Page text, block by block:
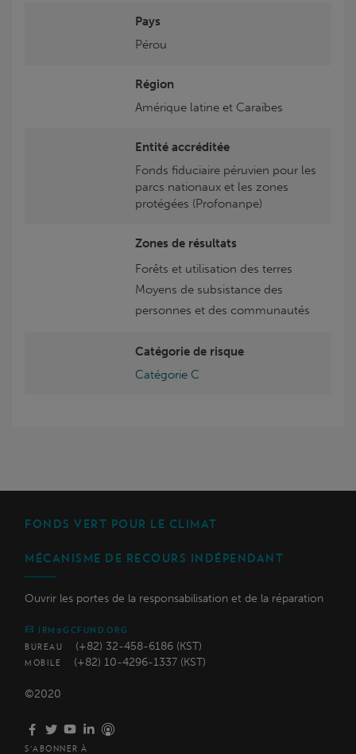
Pays
Pérou
Région
Amérique latine et Caraïbes
Entité accréditée
Fonds fiduciaire péruvien pour les
parcs nationaux et les zones
protégées (Profonanpe)
Zones de résultats
Forêts et utilisation des terres
Moyens de subsistance des
personnes et des communautés
Catégorie de risque
Catégorie C
FONDS VERT POUR LE CLIMAT
MÉCANISME DE RECOURS INDÉPENDANT
Ouvrir les portes de la responsabilisation et de la réparation
IRM@GCFUND.ORG
BUREAU
(+82) 32-458-6186 (KST)
MOBILE (+82) 10-4296-1337 (KST)
©2020
S'ABONNER À